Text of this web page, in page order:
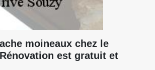
moineaux chez le
est gratuit et